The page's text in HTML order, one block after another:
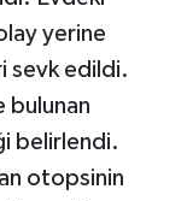
yerine
sevk edildi.
bulunan
belirlendi.
otopsinin